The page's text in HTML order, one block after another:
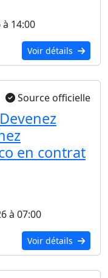
14:00
Voir détails
Source officielle
en contrat
à 07:00
Voir détails